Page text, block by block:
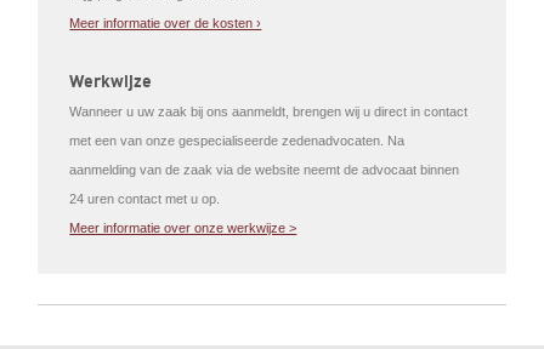
Meer informatie over de kosten ›
Werkwijze
Wanneer u uw zaak bij ons aanmeldt, brengen wij u direct in contact
met een van onze gespecialiseerde zedenadvocaten. Na
aanmelding van de zaak via de website neemt de advocaat binnen
24 uren contact met u op.
Meer informatie over onze werkwijze >